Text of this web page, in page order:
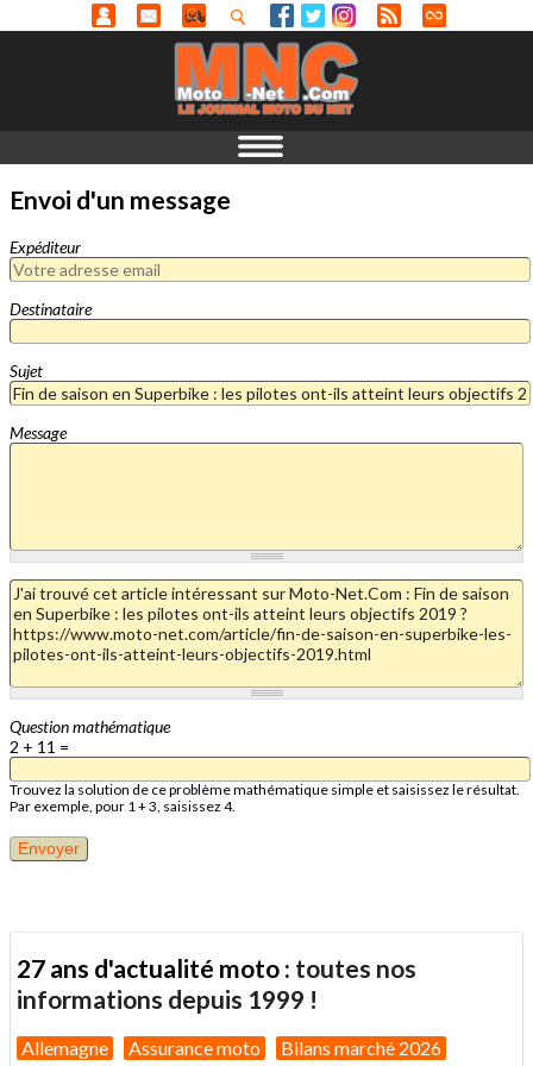
Envoi d'un message
Expéditeur
Destinataire
Sujet
Message
Question mathématique
2 + 11 =
Trouvez la solution de ce problème mathématique simple et saisissez le résultat.
Par exemple, pour 1 + 3, saisissez 4.
27 ans d'actualité moto : toutes nos
informations depuis 1999 !
Allemagne Assurance moto Bilans marché 2026